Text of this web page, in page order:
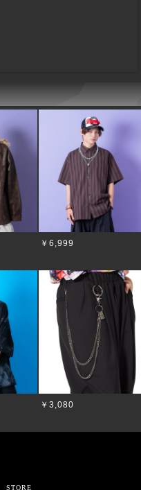
￥6,999
￥3,080
STORE